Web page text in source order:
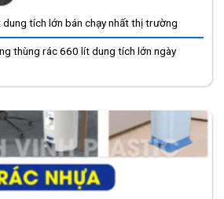
tích lớn bán chạy nhất thị trường
thùng rác 660 lít dung tích lớn ngày